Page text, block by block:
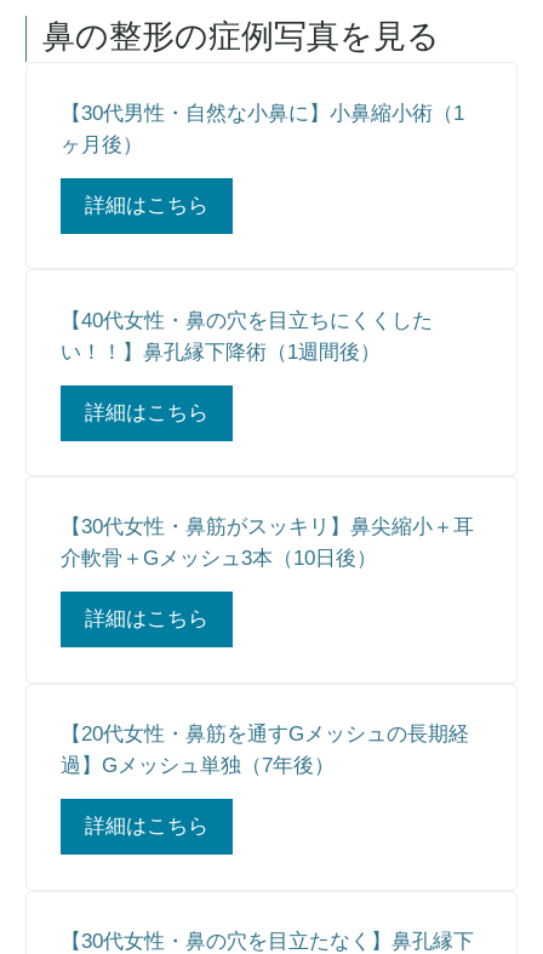
鼻の整形の症例写真を見る
【30代男性・自然な小鼻に】小鼻縮小術（1
ヶ月後）
詳細はこちら
【40代女性・鼻の穴を目立ちにくくした
い！！】鼻孔縁下降術（1週間後）
詳細はこちら
【30代女性・鼻筋がスッキリ】鼻尖縮小＋耳
介軟骨＋Gメッシュ3本（10日後）
詳細はこちら
【20代女性・鼻筋を通すGメッシュの長期経
過】Gメッシュ単独（7年後）
詳細はこちら
【30代女性・鼻の穴を目立たなく】鼻孔縁下